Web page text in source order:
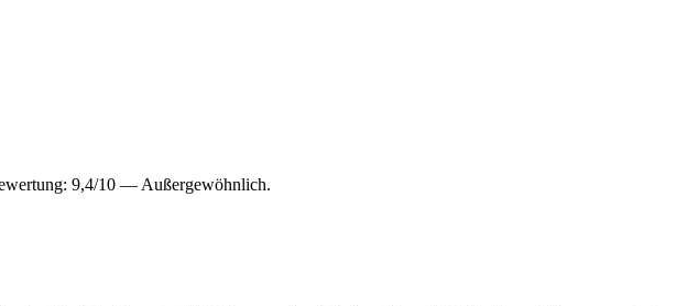
9,4/10 — Außergewöhnlich.